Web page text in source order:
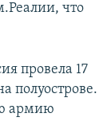
что
провела 17
полуострове.
армию